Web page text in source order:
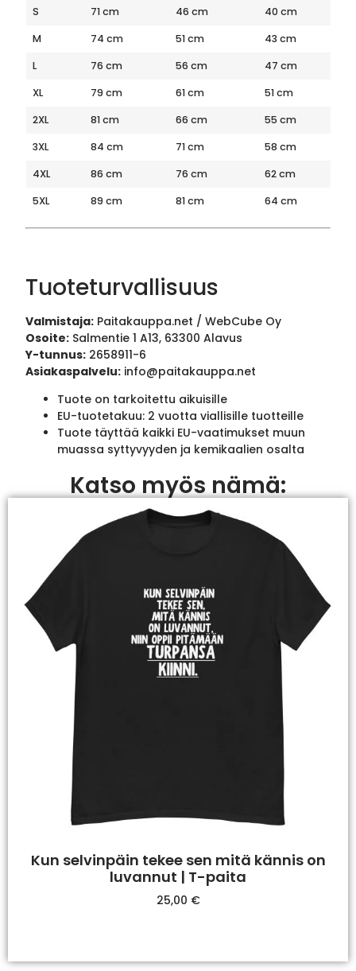
S 71 cm 46 cm
40 cm
M
74 cm 51 cm
43 cm
L
76 cm 56 cm
47 cm
XL
79 cm 61 cm
51 cm
2XL
81 cm 66 cm
55 cm
3XL
84 cm 71 cm
58 cm
4XL
86 cm 76 cm
62 cm
5XL
89 cm 81 cm 64 cm
Tuoteturvallisuus
Valmistaja: Paitakauppa.net / WebCube Oy
Osoite: Salmentie 1 A13, 63300 Alavus
Y-tunnus: 2658911-6
Asiakaspalvelu: info@paitakauppa.net
Tuote on tarkoitettu aikuisille
EU-tuotetakuu: 2 vuotta viallisille tuotteille
Tuote täyttää kaikki EU-vaatimukset muun
muassa syttyvyyden ja kemikaalien osalta
Katso myös nämä:
Kun selvinpäin tekee sen mitä kännis on
luvannut | T-paita
25,00 €